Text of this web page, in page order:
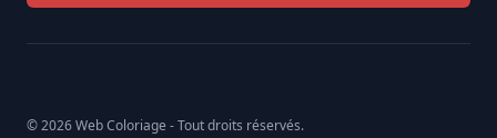
© 2026 Web Coloriage - Tout droits réservés.